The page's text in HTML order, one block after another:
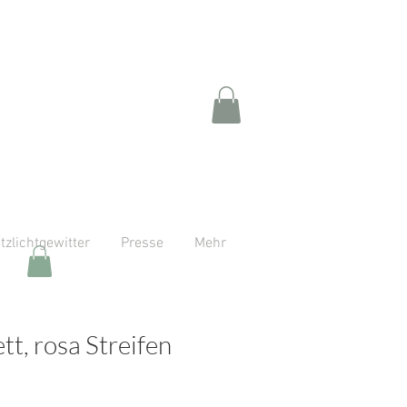
rosa Streifen
Presse Mehr